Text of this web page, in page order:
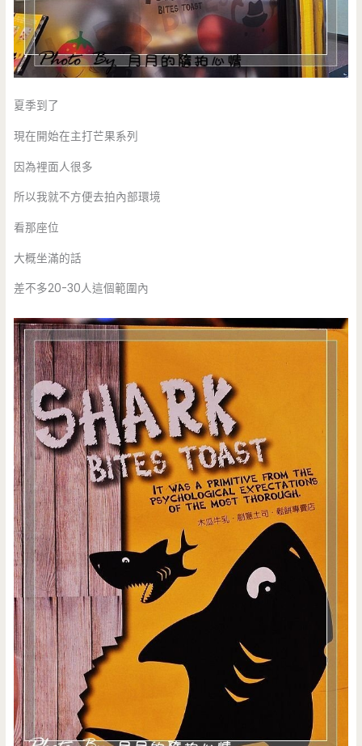
夏季到了
現在開始在主打芒果系列
因為裡面人很多
所以我就不方便去拍內部環境
看那座位
大概坐滿的話
差不多20-30人這個範圍內